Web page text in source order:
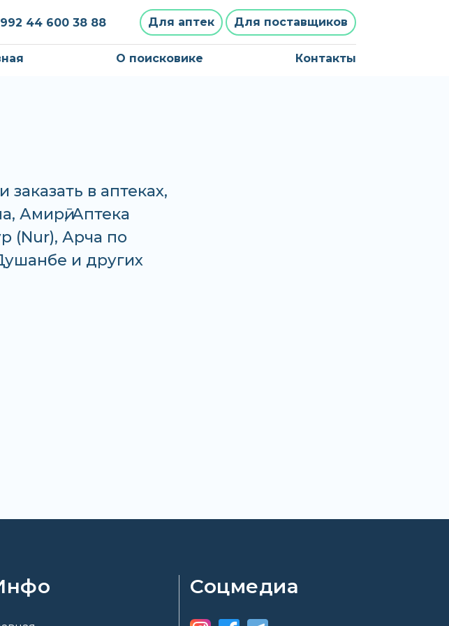
44 600 38 88 Для аптек Для поставщиков
О поисковике Контакты
в аптеках,
Амирӣ, Аптека
(Nur), Арча по
и других
Соцмедиа